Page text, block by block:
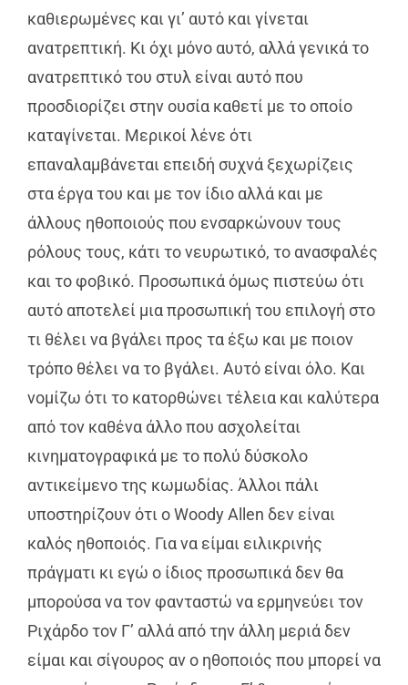
καθιερωμένες και γι’ αυτό και γίνεται
ανατρεπτική. Κι όχι μόνο αυτό, αλλά γενικά το
ανατρεπτικό του στυλ είναι αυτό που
προσδιορίζει στην ουσία καθετί με το οποίο
καταγίνεται. Μερικοί λένε ότι
επαναλαμβάνεται επειδή συχνά ξεχωρίζεις
στα έργα του και με τον ίδιο αλλά και με
άλλους ηθοποιούς που ενσαρκώνουν τους
ρόλους τους, κάτι το νευρωτικό, το ανασφαλές
και το φοβικό. Προσωπικά όμως πιστεύω ότι
αυτό αποτελεί μια προσωπική του επιλογή στο
τι θέλει να βγάλει προς τα έξω και με ποιον
τρόπο θέλει να το βγάλει. Αυτό είναι όλο. Και
νομίζω ότι το κατορθώνει τέλεια και καλύτερα
από τον καθένα άλλο που ασχολείται
κινηματογραφικά με το πολύ δύσκολο
αντικείμενο της κωμωδίας. Άλλοι πάλι
υποστηρίζουν ότι ο Woody Allen δεν είναι
καλός ηθοποιός. Για να είμαι ειλικρινής
πράγματι κι εγώ ο ίδιος προσωπικά δεν θα
μπορούσα να τον φανταστώ να ερμηνεύει τον
Ριχάρδο τον Γ’ αλλά από την άλλη μεριά δεν
είμαι και σίγουρος αν ο ηθοποιός που μπορεί να